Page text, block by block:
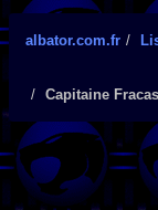
albator.com.fr
Capitaine